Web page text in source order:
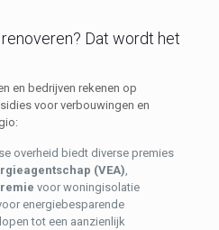
Dat wordt het
en bedrijven rekenen op
voor verbouwingen en
overheid biedt diverse premies
(VEA),
voor woningisolatie
energiebesparende
tot een aanzienlijk